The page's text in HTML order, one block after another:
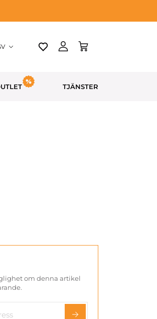
TJÄNSTER
om denna artikel